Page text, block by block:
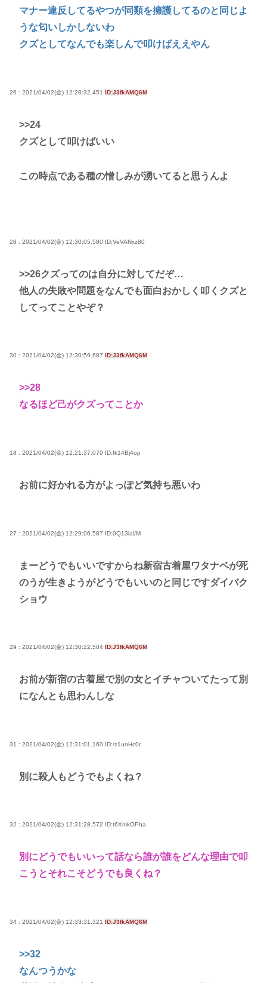
マナー違反してるやつが同類を擁護してるのと同じよ
うな匂いしかしないわ
クズとしてなんでも楽しんで叩けばええやん
26 : 2021/04/02(金) 12:28:32.451 ID:J3fkAMQ6M
>>24
クズとして叩けばいい
この時点である種の憎しみが湧いてると思うんよ
28 : 2021/04/02(金) 12:30:05.580 ID:VeVANxz80
>>26クズってのは自分に対してだぞ…
他人の失敗や問題をなんでも面白おかしく叩くクズと
してってことやぞ？
30 : 2021/04/02(金) 12:30:59.687 ID:J3fkAMQ6M
>>28
なるほど己がクズってことか
18 : 2021/04/02(金) 12:21:37.070 ID:fk14Bj4op
お前に好かれる方がよっぽど気持ち悪いわ
27 : 2021/04/02(金) 12:29:06.587 ID:0Q13lal/M
まーどうでもいいですからね新宿古着屋ワタナベが死
のうが生きようがどうでもいいのと同じですダイバク
ショウ
29 : 2021/04/02(金) 12:30:22.504 ID:J3fkAMQ6M
お前が新宿の古着屋で別の女とイチャついてたって別
になんとも思わんしな
31 : 2021/04/02(金) 12:31:01.160 ID:/z1unHc0r
別に殺人もどうでもよくね？
32 : 2021/04/02(金) 12:31:28.572 ID:t6XmkOPha
別にどうでもいいって話なら誰が誰をどんな理由で叩
こうとそれこそどうでも良くね？
34 : 2021/04/02(金) 12:33:31.321 ID:J3fkAMQ6M
>>32
なんつうかな